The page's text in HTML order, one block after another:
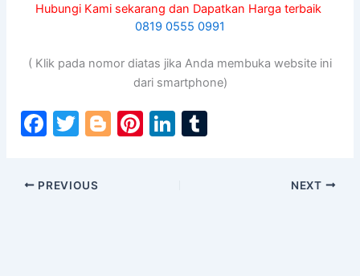
Hubungi Kami sekarang dan Dapatkan Harga terbaik
0819 0555 0991
( Klik pada nomor diatas jika Anda membuka website ini
dari smartphone)
F
c
e
T
itt
er
Bl Pi Li
PREVIOUS NEXT